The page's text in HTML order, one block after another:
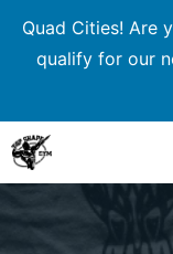
Quad Cities! Are
qualify for our
Skip
to
content